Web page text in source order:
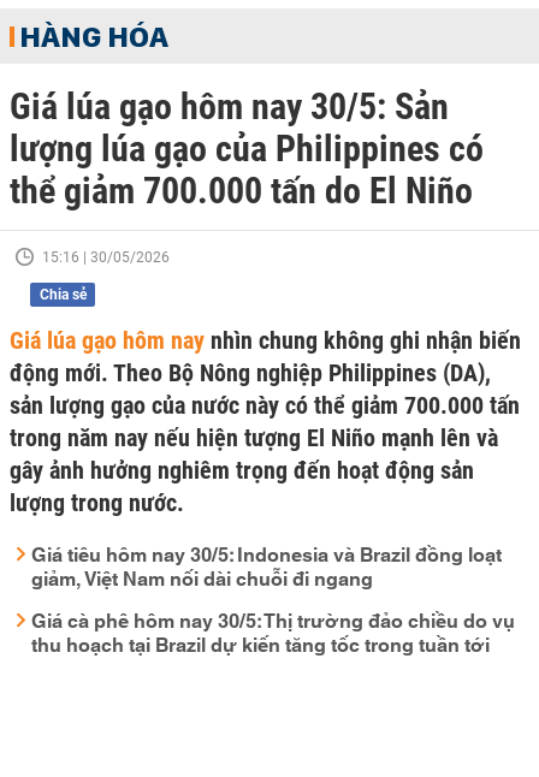
HÀNG HÓA
Giá lúa gạo hôm nay 30/5: Sản
lượng lúa gạo của Philippines có
thể giảm 700.000 tấn do El Niño
15:16 | 30/05/2026
Chia sẻ
Giá lúa gạo hôm nay nhìn chung không ghi nhận biến
động mới. Theo Bộ Nông nghiệp Philippines (DA),
sản lượng gạo của nước này có thể giảm 700.000 tấn
trong năm nay nếu hiện tượng El Niño mạnh lên và
gây ảnh hưởng nghiêm trọng đến hoạt động sản
lượng trong nước.
Giá tiêu hôm nay 30/5: Indonesia và Brazil đồng loạt
giảm, Việt Nam nối dài chuỗi đi ngang
Giá cà phê hôm nay 30/5: Thị trường đảo chiều do vụ
thu hoạch tại Brazil dự kiến tăng tốc trong tuần tới